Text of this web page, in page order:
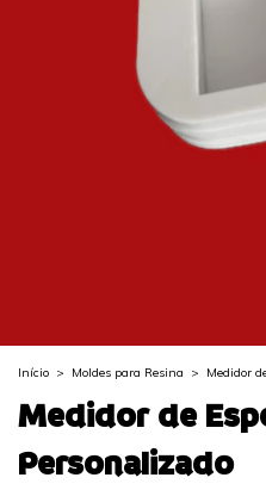
Início > Moldes para Resina > Medidor
Medidor de
Personalizado